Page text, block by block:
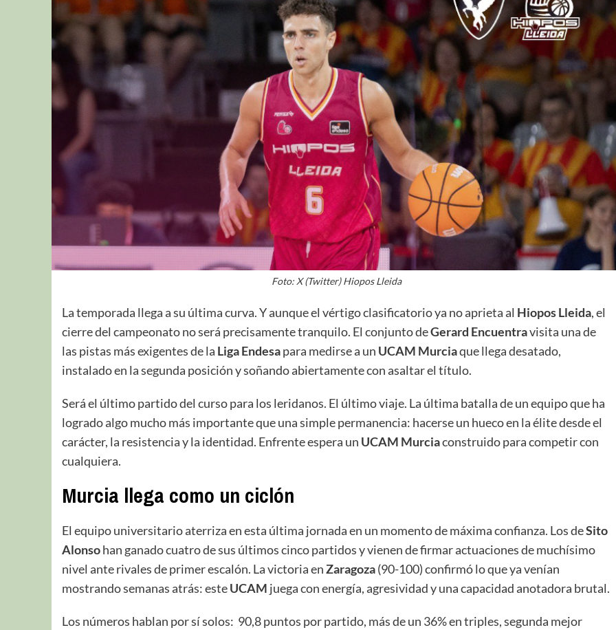
Foto: X (Twitter) Hiopos Lleida
La temporada llega a su última curva. Y aunque el vértigo clasificatorio ya no aprieta al HioposLleida, el
cierre del campeonato no será precisamente tranquilo. El conjunto deGerard Encuentravisita una de
las pistas más exigentes de la LigaEndesapara medirse a un UCAM Murciaque llega desatado,
instalado en la segunda posición y soñando abiertamente con asaltar el título.
Será el último partido del curso para los leridanos. El último viaje. La última batalla de un equipo que ha
logrado algo mucho más importante que una simple permanencia: hacerse un hueco en la élite desde el
carácter, la resistencia y la identidad. Enfrente espera un UCAM Murciaconstruido para competir con
cualquiera.
Murcia llega como un ciclón
El equipo universitario aterriza en esta última jornada en un momento de máxima confianza. Los deSito
Alonsohan ganado cuatro de sus últimos cinco partidos y vienen de firmar actuaciones de muchísimo
nivel ante rivales de primer escalón. La victoria enZaragoza(90-100) confirmó lo que ya venían
mostrando semanas atrás: esteUCAM juega con energía, agresividad y una capacidad anotadora brutal.
Los números hablan por sí solos: 90,8 puntos por partido, más de un 36% en triples, segunda mejor
La entrevista bTactic
Nos hacemos mayores. Vamos creciendo. Tanto así
que el próximo 20 de mayo celebramos nuestro
cuarto cumpleaños. Y todo crecimiento conlleva
sus cambios. Cambio que...